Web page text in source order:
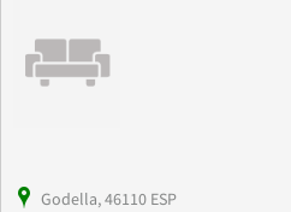
Godella, 46110 ESP